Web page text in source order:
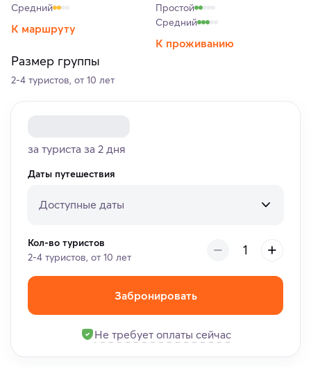
Средний
К маршруту
Простой
Средний
К проживанию
Размер группы
2-4 туристов, от 10 лет
за туриста за 2 дня
Даты путешествия
Доступные даты
Кол-во туристов
2-4 туристов, от 10 лет
Забронировать
Не требует оплаты сейчас